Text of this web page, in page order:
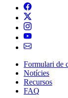
Navegació
principal
Formulari de
Notícies
Recursos
FAQ